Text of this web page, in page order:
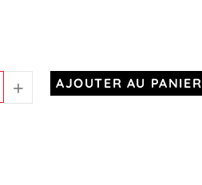
+ AJOUTER AU PANIER